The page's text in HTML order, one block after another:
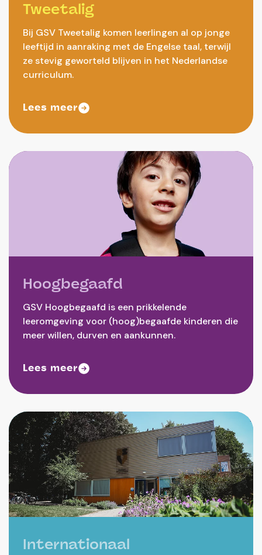
Tweetalig
Bij GSV Tweetalig komen leerlingen al op jonge
leeftijd in aanraking met de Engelse taal, terwijl
ze stevig geworteld blijven in het Nederlandse
curriculum.
Lees meer
Hoogbegaafd
GSV Hoogbegaafd is een prikkelende
leeromgeving voor (hoog)begaafde kinderen die
meer willen, durven en aankunnen.
Lees meer
Internationaal